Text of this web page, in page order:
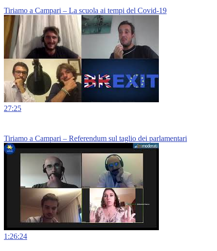
Tiriamo a Campari – La scuola ai tempi del Covid-19
27:25
Tiriamo a Campari – Referendum sul taglio dei parlamentari
1:26:24